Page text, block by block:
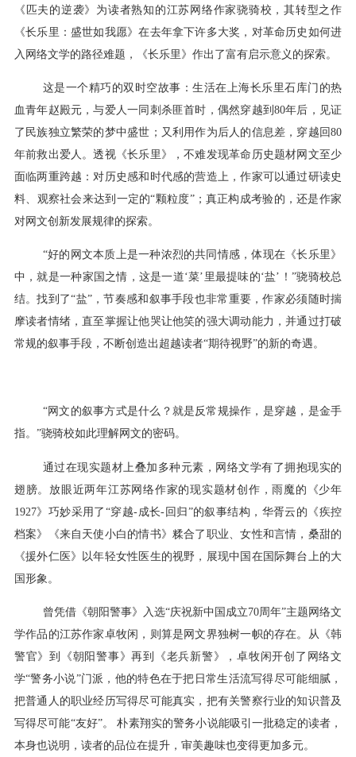
《匹夫的逆袭》为读者熟知的江苏网络作家骁骑校，其转型之作
《长乐里：盛世如我愿》在去年拿下许多大奖，对革命历史如何进
入网络文学的路径难题，《长乐里》作出了富有启示意义的探索。
这是一个精巧的双时空故事：生活在上海长乐里石库门的热
血青年赵殿元，与爱人一同刺杀匪首时，偶然穿越到80年后，见证
了民族独立繁荣的梦中盛世；又利用作为后人的信息差，穿越回80
年前救出爱人。透视《长乐里》，不难发现革命历史题材网文至少
面临两重跨越：对历史感和时代感的营造上，作家可以通过研读史
料、观察社会来达到一定的“颗粒度”；真正构成考验的，还是作家
对网文创新发展规律的探索。
“好的网文本质上是一种浓烈的共同情感，体现在《长乐里》
中，就是一种家国之情，这是一道‘菜’里最提味的‘盐’！”骁骑校总
结。找到了“盐”，节奏感和叙事手段也非常重要，作家必须随时揣
摩读者情绪，直至掌握让他哭让他笑的强大调动能力，并通过打破
常规的叙事手段，不断创造出超越读者“期待视野”的新的奇遇。
“网文的叙事方式是什么？就是反常规操作，是穿越，是金手
指。”骁骑校如此理解网文的密码。
通过在现实题材上叠加多种元素，网络文学有了拥抱现实的
翅膀。放眼近两年江苏网络作家的现实题材创作，雨魔的《少年
1927》巧妙采用了“穿越-成长-回归”的叙事结构，华胥云的《疾控
档案》《来自天使小白的情书》糅合了职业、女性和言情，桑甜的
《援外仁医》以年轻女性医生的视野，展现中国在国际舞台上的大
国形象。
曾凭借《朝阳警事》入选“庆祝新中国成立70周年”主题网络文
学作品的江苏作家卓牧闲，则算是网文界独树一帜的存在。从《韩
警官》到《朝阳警事》再到《老兵新警》，卓牧闲开创了网络文
学“警务小说”门派，他的特色在于把日常生活流写得尽可能细腻，
把普通人的职业经历写得尽可能真实，把有关警察行业的知识普及
写得尽可能“友好”。 朴素翔实的警务小说能吸引一批稳定的读者，
本身也说明，读者的品位在提升，审美趣味也变得更加多元。